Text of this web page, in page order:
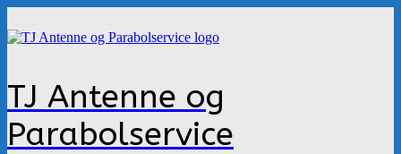
til
indhold
TJ Antenne og
Parabolservice